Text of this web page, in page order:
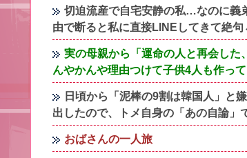
切迫流産で自宅安静の私…なのに義
由で断ると私に直接LINEしてきて絶
実の母親から「運命の人と再会し
んやかんや理由つけて子供4人も作っ
日頃から「泥棒の9割は韓国人」と
出したので、トメ自身の「あの自論
おばさんの一人旅